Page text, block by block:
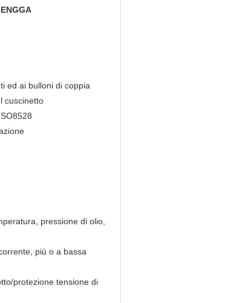
ed ai bulloni di coppia
cuscinetto
pressione di olio,
più o a bassa
protezione tensione di